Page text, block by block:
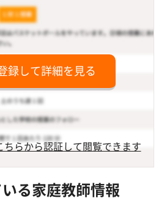
録して詳細を見る
ちらから認証して閲覧できます
る家庭教師情報